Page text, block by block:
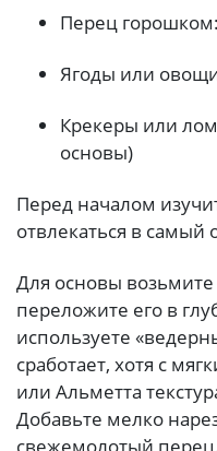
Перец
Ягоды или
Крекеры или
основы)
Перед началом
отвлекаться в
Для основы
переложите его в
используете
сработает, хотя с
или Альметта
Добавьте мелко
свежемолотый